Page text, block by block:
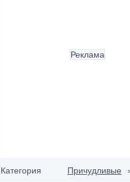
Категория Причудливые ›
Реклама